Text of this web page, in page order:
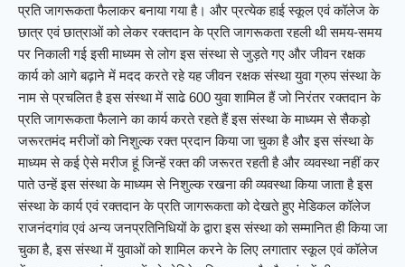
प्रति जागरूकता फैलाकर बनाया गया है। और प्रत्येक हाई स्कूल एवं कॉलेज के
छात्र एवं छात्राओं को लेकर रक्तदान के प्रति जागरूकता रहली थी समय-समय
पर निकाली गई इसी माध्यम से लोग इस संस्था से जुड़ते गए और जीवन रक्षक
कार्य को आगे बढ़ाने में मदद करते रहे यह जीवन रक्षक संस्था युवा ग्रुप संस्था के
नाम से प्रचलित है इस संस्था में साढे 600 युवा शामिल हैं जो निरंतर रक्तदान के
प्रति जागरूकता फैलाने का कार्य करते रहते हैं इस संस्था के माध्यम से सैकड़ो
जरूरतमंद मरीजों को निशुल्क रक्त प्रदान किया जा चुका है और इस संस्था के
माध्यम से कई ऐसे मरीज हूं जिन्हें रक्त की जरूरत रहती है और व्यवस्था नहीं कर
पाते उन्हें इस संस्था के माध्यम से निशुल्क रखना की व्यवस्था किया जाता है इस
संस्था के कार्य एवं रक्तदान के प्रति जागरूकता को देखते हुए मेडिकल कॉलेज
राजनंदगांव एवं अन्य जनप्रतिनिधियों के द्वारा इस संस्था को सम्मानित ही किया जा
चुका है, इस संस्था में युवाओं को शामिल करने के लिए लगातार स्कूल एवं कॉलेज